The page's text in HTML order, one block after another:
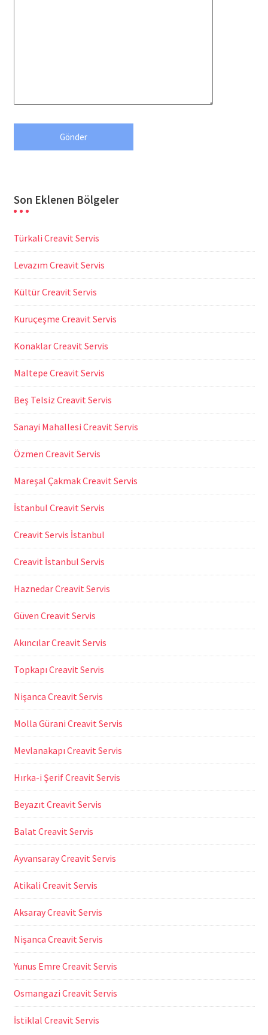
Son Eklenen Bölgeler
Türkali Creavit Servis
Levazım Creavit Servis
Kültür Creavit Servis
Kuruçeşme Creavit Servis
Konaklar Creavit Servis
Maltepe Creavit Servis
Beş Telsiz Creavit Servis
Sanayi Mahallesi Creavit Servis
Özmen Creavit Servis
Mareşal Çakmak Creavit Servis
İstanbul Creavit Servis
Creavit Servis İstanbul
Creavit İstanbul Servis
Haznedar Creavit Servis
Güven Creavit Servis
Akıncılar Creavit Servis
Topkapı Creavit Servis
Nişanca Creavit Servis
Molla Gürani Creavit Servis
Mevlanakapı Creavit Servis
Hırka-i Şerif Creavit Servis
Beyazıt Creavit Servis
Balat Creavit Servis
Ayvansaray Creavit Servis
Atikali Creavit Servis
Aksaray Creavit Servis
Nişanca Creavit Servis
Yunus Emre Creavit Servis
Osmangazi Creavit Servis
İstiklal Creavit Servis